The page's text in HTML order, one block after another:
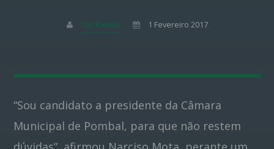
Pinterest
Cid Ramos 1 Fevereiro 2017
“Sou candidato a presidente da Câmara
Municipal de Pombal, para que não restem